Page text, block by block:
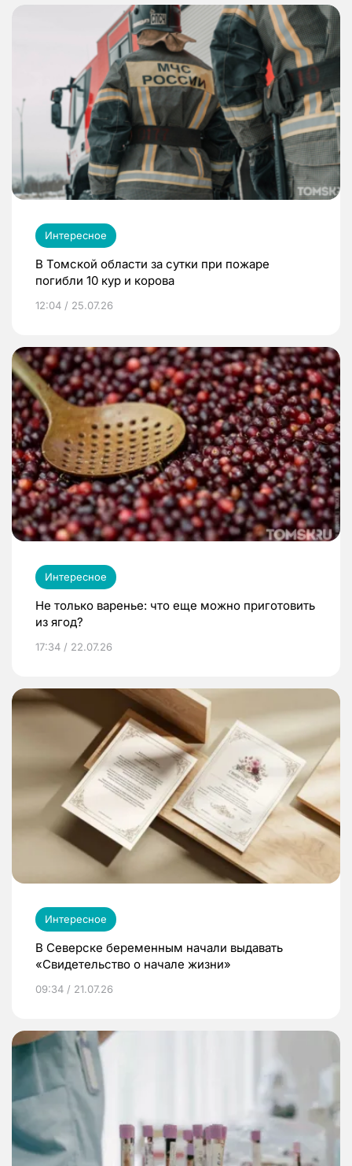
Интересное
В Томской области за сутки при пожаре
погибли 10 кур и корова
12:04 / 25.07.26
Интересное
Не только варенье: что еще можно приготовить
из ягод?
17:34 / 22.07.26
Интересное
В Северске беременным начали выдавать
«Свидетельство о начале жизни»
09:34 / 21.07.26